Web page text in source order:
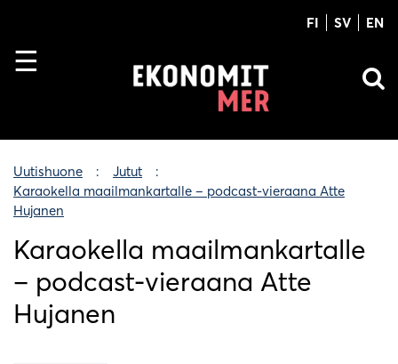
FI SV EN
Uutishuone
Jutut
Karaokella maailmankartalle – podcast-vieraana Atte
Hujanen
Karaokella maailmankartalle
– podcast-vieraana Atte
Hujanen